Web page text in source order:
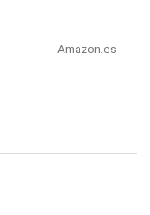
Amazon.es